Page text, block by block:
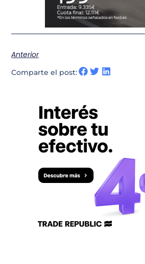
Anterior
Comparte el post: